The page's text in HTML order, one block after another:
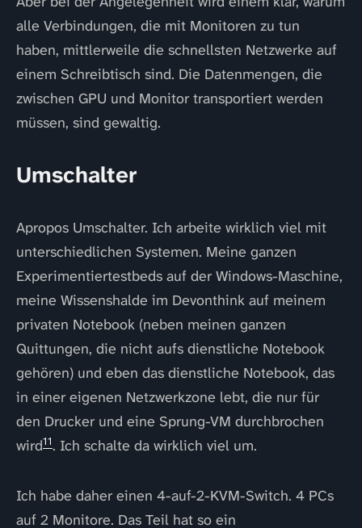
alle Verbindungen, die mit Monitoren zu tun
haben, mittlerweile die schnellsten Netzwerke auf
einem Schreibtisch sind. Die Datenmengen, die
zwischen GPU und Monitor transportiert werden
müssen, sind gewaltig.
Umschalter
Apropos Umschalter. Ich arbeite wirklich viel mit
unterschiedlichen Systemen. Meine ganzen
Experimentiertestbeds auf der Windows-Maschine,
meine Wissenshalde im Devonthink auf meinem
privaten Notebook (neben meinen ganzen
Quittungen, die nicht aufs dienstliche Notebook
gehören) und eben das dienstliche Notebook, das
in einer eigenen Netzwerkzone lebt, die nur für
den Drucker und eine Sprung-VM durchbrochen
wird11. Ich schalte da wirklich viel um.
Ich habe daher einen 4-auf-2-KVM-Switch. 4 PCs
auf 2 Monitore. Das Teil hat so ein